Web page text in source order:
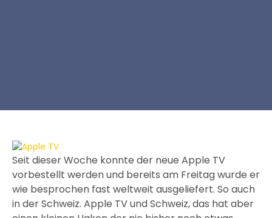
Seit dieser Woche konnte der neue Apple TV
vorbestellt werden und bereits am Freitag wurde er
wie besprochen fast weltweit ausgeliefert. So auch
in der Schweiz. Apple TV und Schweiz, das hat aber